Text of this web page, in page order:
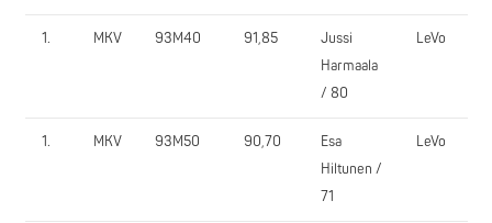
1. MKV 93M40 91,85
Jussi
Harmaala
/ 80
LeVo
1. MKV 93M50 90,70
Esa
Hiltunen /
71
LeVo